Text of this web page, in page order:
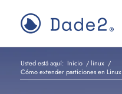
Usted está aquí: Inicio /linux /
Cómo extender particiones en Linux